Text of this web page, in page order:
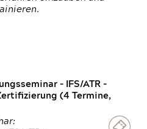
- IFS/ATR -
(4 Termine,